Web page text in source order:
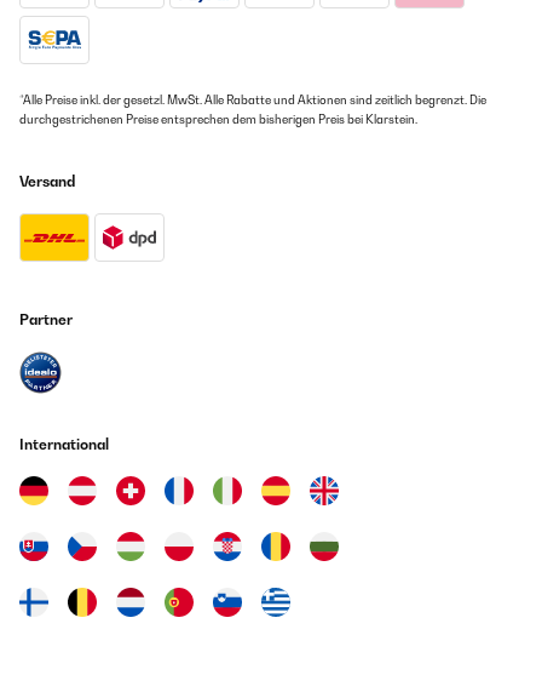
*Alle Preise inkl. der gesetzl. MwSt. Alle Rabatte und Aktionen sind zeitlich begrenzt. Die
durchgestrichenen Preise entsprechen dem bisherigen Preis bei Klarstein.
Versand
Partner
International